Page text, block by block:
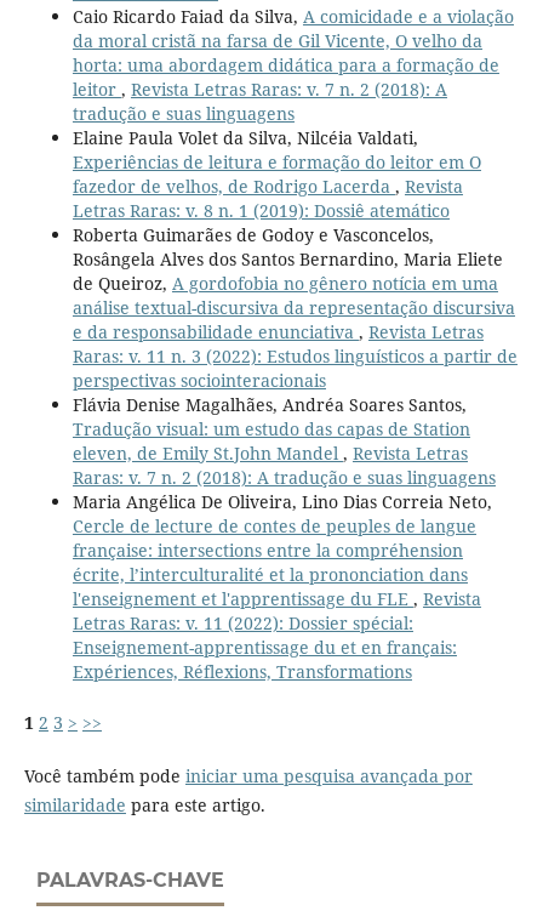
Caio Ricardo Faiad da Silva, A comicidade e a violação
da moral cristã na farsa de Gil Vicente, O velho da
horta: uma abordagem didática para a formação de
leitor , Revista Letras Raras: v. 7 n. 2 (2018): A
tradução e suas linguagens
Elaine Paula Volet da Silva, Nilcéia Valdati,
Experiências de leitura e formação do leitor em O
fazedor de velhos, de Rodrigo Lacerda , Revista
Letras Raras: v. 8 n. 1 (2019): Dossiê atemático
Roberta Guimarães de Godoy e Vasconcelos,
Rosângela Alves dos Santos Bernardino, Maria Eliete
de Queiroz, A gordofobia no gênero notícia em uma
análise textual-discursiva da representação discursiva
e da responsabilidade enunciativa , Revista Letras
Raras: v. 11 n. 3 (2022): Estudos linguísticos a partir de
perspectivas sociointeracionais
Flávia Denise Magalhães, Andréa Soares Santos,
Tradução visual: um estudo das capas de Station
eleven, de Emily St.John Mandel , Revista Letras
Raras: v. 7 n. 2 (2018): A tradução e suas linguagens
Maria Angélica De Oliveira, Lino Dias Correia Neto,
Cercle de lecture de contes de peuples de langue
française: intersections entre la compréhension
écrite, l’interculturalité et la prononciation dans
l'enseignement et l'apprentissage du FLE , Revista
Letras Raras: v. 11 (2022): Dossier spécial:
Enseignement-apprentissage du et en français:
Expériences, Réflexions, Transformations
1 2 3 > >>
Você também pode iniciar uma pesquisa avançada por
similaridade para este artigo.
PALAVRAS-CHAVE